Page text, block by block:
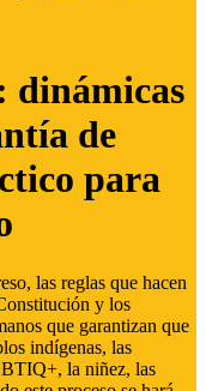
dinámicas
de
para
las reglas que hacen
y los
que garantizan que
indígenas, las
la niñez, las